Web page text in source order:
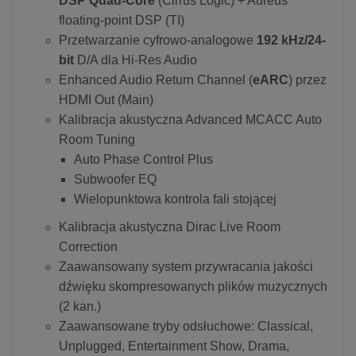
floating-point DSP (TI)
Przetwarzanie cyfrowo-analogowe 192 kHz/24-
bit D/A dla Hi-Res Audio
Enhanced Audio Return Channel (eARC) przez
HDMI Out (Main)
Kalibracja akustyczna Advanced MCACC Auto
Room Tuning
Auto Phase Control Plus
Subwoofer EQ
Wielopunktowa kontrola fali stojącej
Kalibracja akustyczna Dirac Live Room
Correction
Zaawansowany system przywracania jakości
dźwięku skompresowanych plików muzycznych
(2 kan.)
Zaawansowane tryby odsłuchowe: Classical,
Unplugged, Entertainment Show, Drama,